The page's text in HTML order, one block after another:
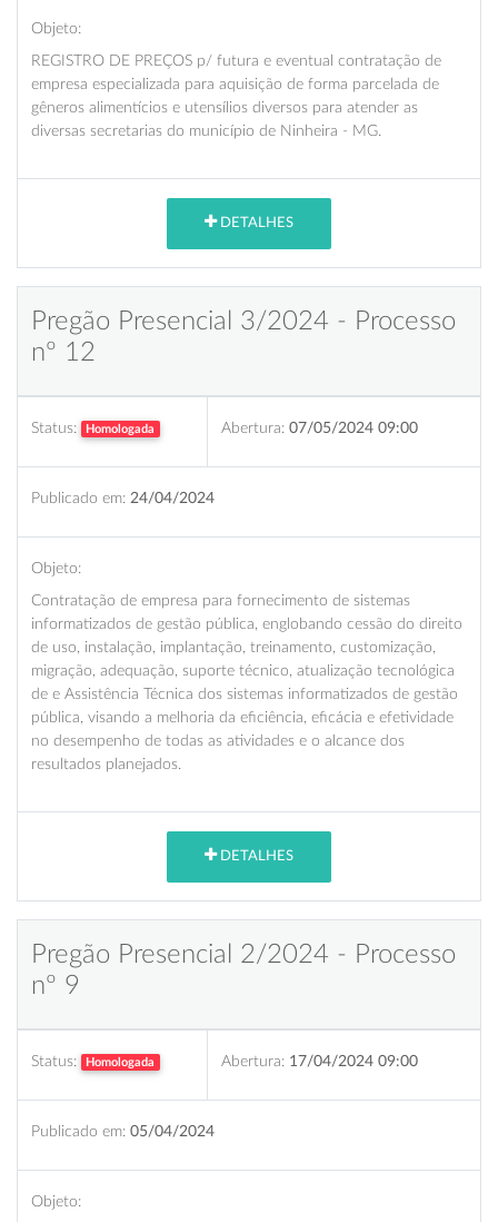
Objeto:
REGISTRO DE PREÇOS p/ futura e eventual contratação de
empresa especializada para aquisição de forma parcelada de
gêneros alimentícios e utensílios diversos para atender as
diversas secretarias do município de Ninheira - MG.
DETALHES
Pregão Presencial 3/2024 - Processo
nº 12
Status: Homologada Abertura: 07/05/2024 09:00
Publicado em: 24/04/2024
Objeto:
Contratação de empresa para fornecimento de sistemas
informatizados de gestão pública, englobando cessão do direito
de uso, instalação, implantação, treinamento, customização,
migração, adequação, suporte técnico, atualização tecnológica
de e Assistência Técnica dos sistemas informatizados de gestão
pública, visando a melhoria da eficiência, eficácia e efetividade
no desempenho de todas as atividades e o alcance dos
resultados planejados.
DETALHES
Pregão Presencial 2/2024 - Processo
nº 9
Status: Homologada Abertura: 17/04/2024 09:00
Publicado em: 05/04/2024
Objeto: